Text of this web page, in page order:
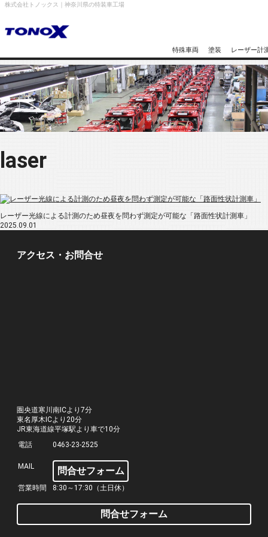
株式会社トノックス｜神奈川県の特装車工場
特殊車両 塗装 レーザー計
laser
レーザー光線による計測のため昼夜を問わず測定が可能な「路面性状計測車」
2025.09.01
アクセス・お問合せ
圏央道寒川南ICより7分
東名厚木ICより20分
JR東海道線平塚駅より車で10分
電話
0463-23-2525
MAIL 問合せフォーム
営業時間 8:30～17:30（土日休）
問合せフォーム